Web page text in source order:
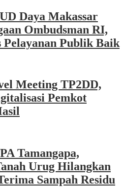
Daya Makassar
Ombudsman RI,
Publik Baik
Meeting TP2DD,
Pemkot
Tamangapa,
Urug Hilangkan
Sampah Residu